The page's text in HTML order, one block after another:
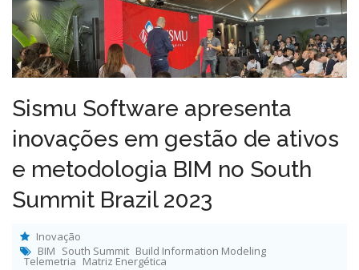
Sismu Software apresenta
inovações em gestão de ativos
e metodologia BIM no South
Summit Brazil 2023
Inovação
BIM South Summit Build Information Modeling
Telemetria Matriz Energética